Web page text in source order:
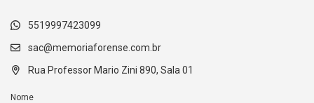
5519997423099
sac@memoriaforense.com.br
Rua Professor Mario Zini 890, Sala 01
Nome